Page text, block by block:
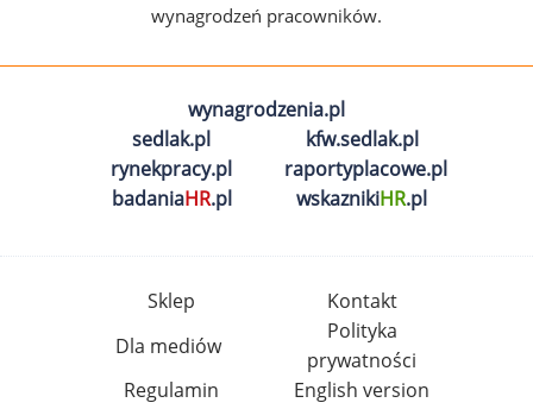
wynagrodzeń pracowników.
wynagrodzenia.pl
sedlak.pl
kfw.sedlak.pl
rynekpracy.pl
raportyplacowe.pl
badaniaHR.pl wskaznikiHR.pl
Sklep
Kontakt
Dla mediów
Polityka
prywatności
Regulamin
English version